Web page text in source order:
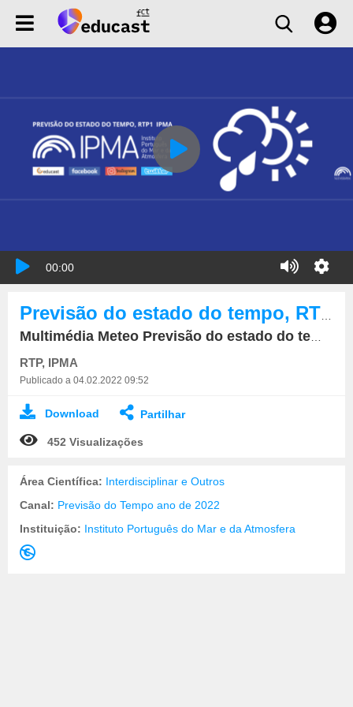
00:00
Multimédia Meteo Previsão do estado do tempo, RTP1, 04-02-2022, IPMA.
RTP, IPMA
Publicado a 04.02.2022 09:52
Download Partilhar
452 Visualizações
Área Científica: Interdisciplinar e Outros
Canal: Previsão do Tempo ano de 2022
Instituição: Instituto Português do Mar e da Atmosfera